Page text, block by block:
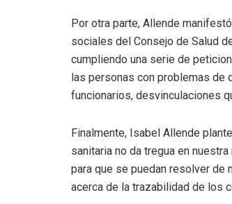
Por otra parte, Allende
sociales del Consejo de Salud
cumpliendo una serie de
las personas con problemas de
funcionarios, desvinculaciones
Finalmente, Isabel Allende
sanitaria no da tregua en
para que se puedan resolver de
acerca de la trazabilidad de los